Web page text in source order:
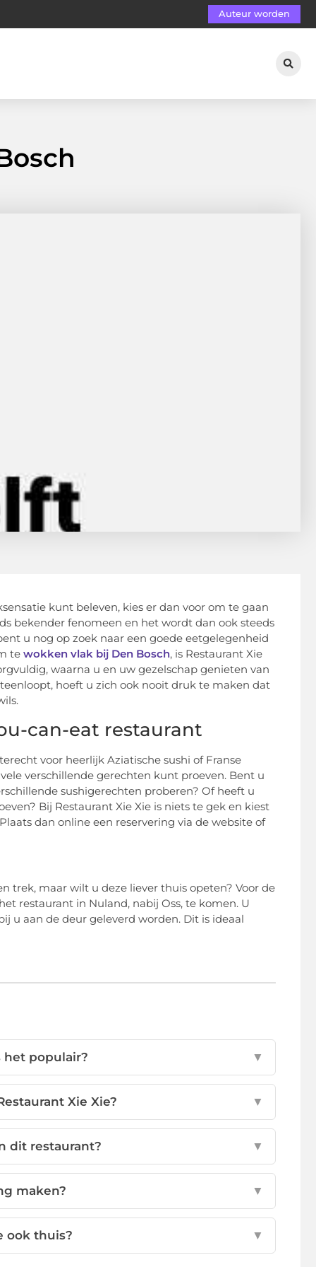
Auteur worden
kunt beleven, kies er dan voor om te gaan
bekender fenomeen en het wordt dan ook steeds
u nog op zoek naar een goede eetgelegenheid
te wokken vlak bij Den Bosch, is Restaurant Xie
waarna u en uw gezelschap genieten van
hoeft u zich ook nooit druk te maken dat
can-eat restaurant
voor heerlijk Aziatische sushi of Franse
verschillende gerechten kunt proeven. Bent u
sushigerechten proberen? Of heeft u
Bij Restaurant Xie Xie is niets te gek en kiest
dan online een reservering via de website of
trek, maar wilt u deze liever thuis opeten? Voor de
restaurant in Nuland, nabij Oss, te komen. U
u aan de deur geleverd worden. Dit is ideaal
het populair? ▼
Xie Xie? ▼
dit restaurant? ▼
maken? ▼
ook thuis? ▼